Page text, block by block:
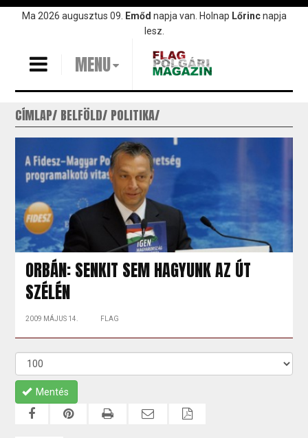
UgrásMa 2026 augusztus 09. Emőd napja van. Holnap Lőrincnapja
lesz.
MENU
CÍMLAP BELFÖLD POLITIKA
ORBÁN: SENKIT SEM HAGYUNK AZ ÚT
SZÉLÉN
2009 MÁJUS 14. FLAG
Mentés